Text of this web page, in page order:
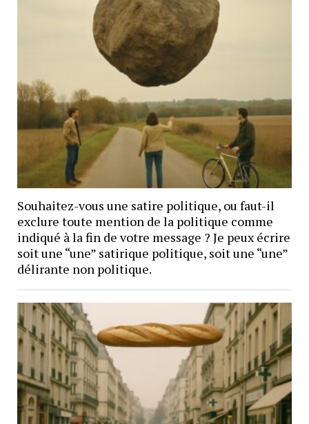
Souhaitez-vous une satire politique, ou faut-il
exclure toute mention de la politique comme
indiqué à la fin de votre message ? Je peux écrire
soit une “une” satirique politique, soit une “une”
délirante non politique.